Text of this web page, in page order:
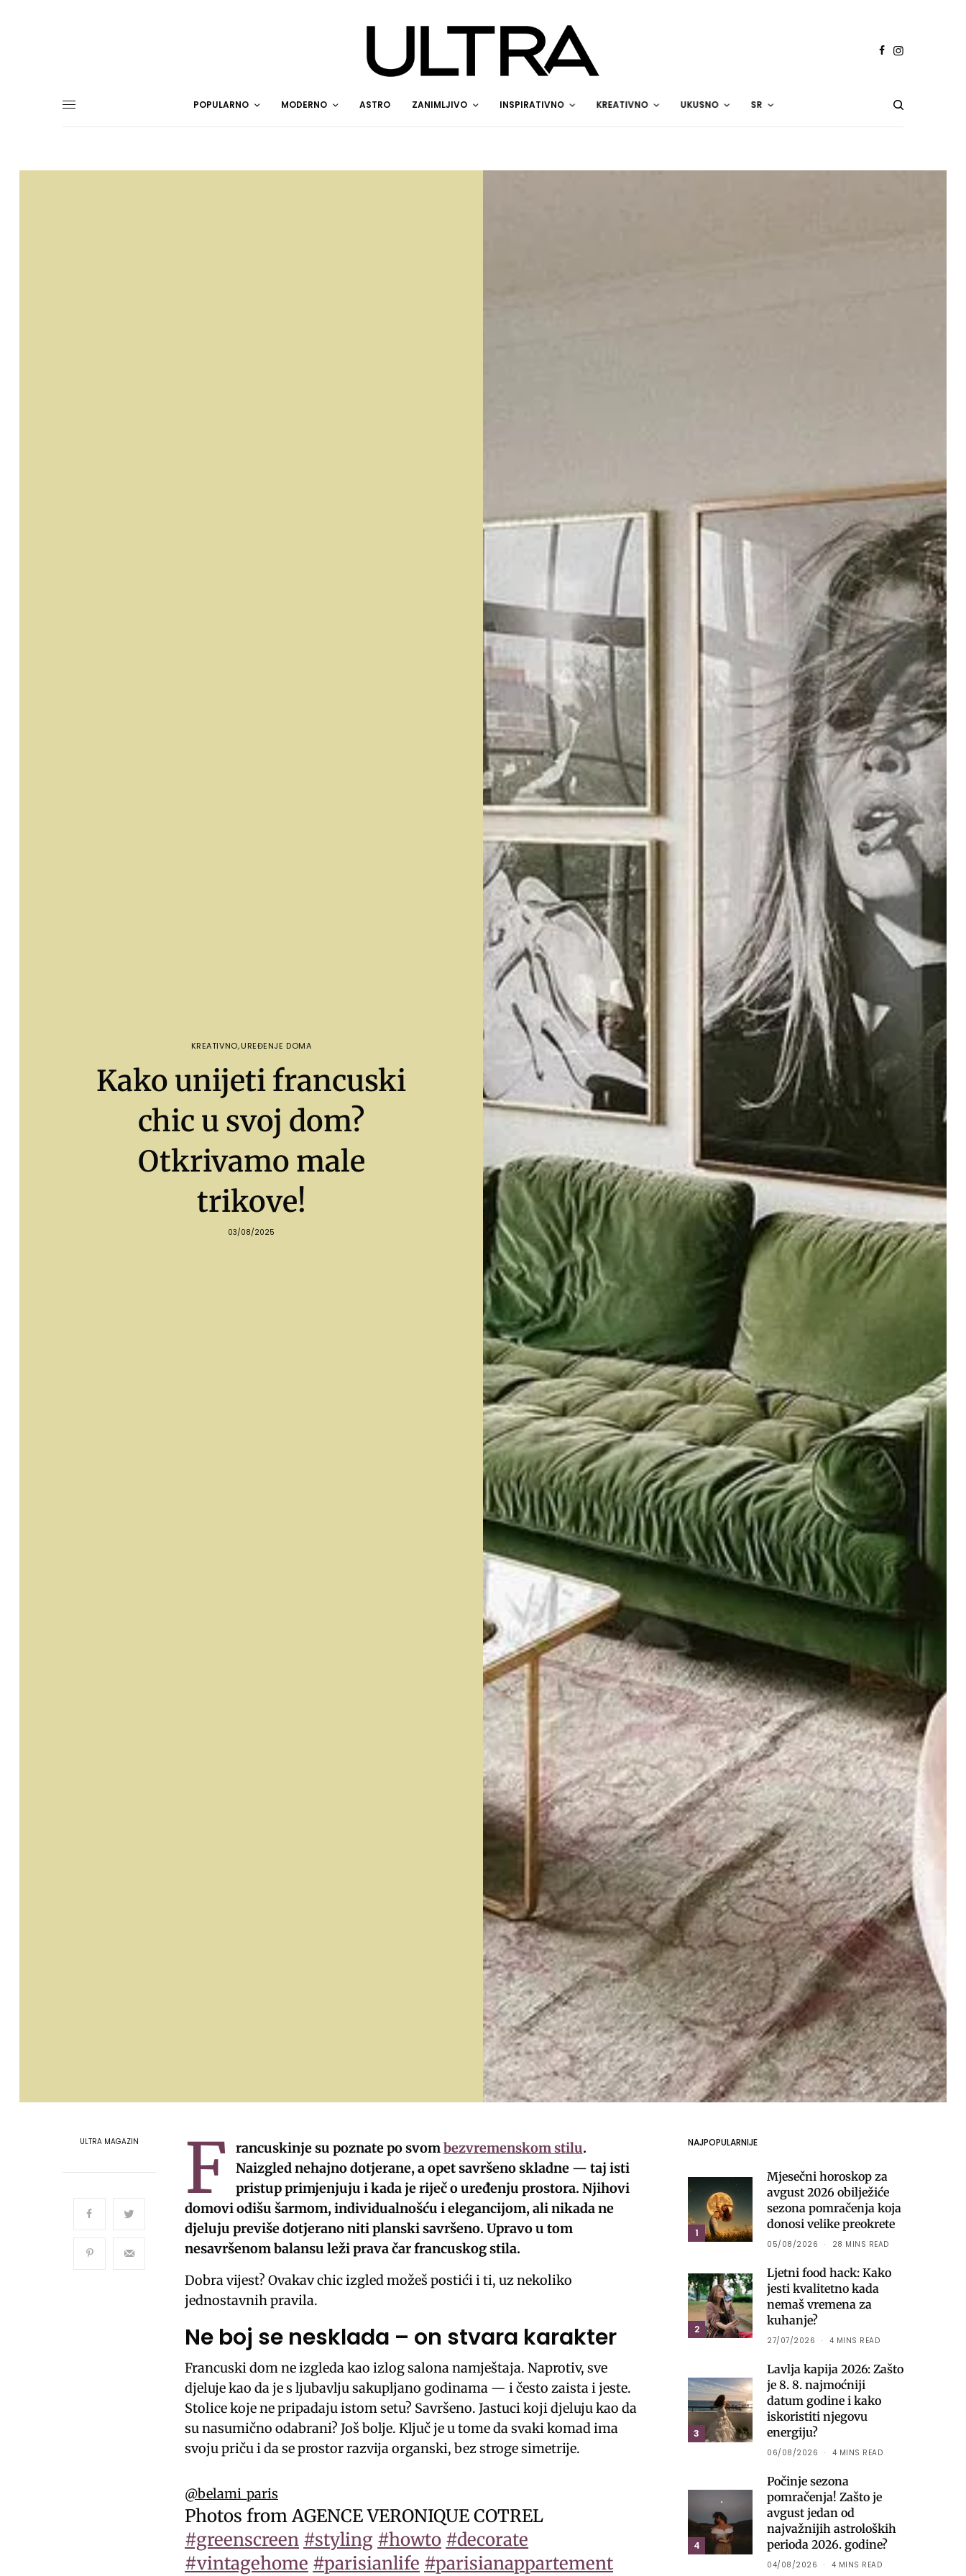
POPULARNO MODERNO ASTRO ZANIMLJIVO INSPIRATIVNO KREATIVNO UKUSNO SR
KREATIVNO,UREĐENJE DOMA
Kako unijeti francuski
chic u svoj dom?
Otkrivamo male
trikove!
03/08/2025
ULTRA MAGAZIN F rancuskinje su poznate po svombezvremenskom stilu.
Naizgled nehajno dotjerane, a opet savršeno skladne — taj isti
pristup primjenjuju i kada je riječ o uređenju prostora. Njihovi
domovi odišu šarmom, individualnošću i elegancijom, ali nikada ne
djeluju previše dotjerano niti planski savršeno. Upravo u tom
nesavršenom balansu leži prava čar francuskog stila.
Dobra vijest? Ovakav chic izgled možeš postići i ti, uz nekoliko
jednostavnih pravila.
Ne boj se nesklada – on stvara karakter
Francuski dom ne izgleda kao izlog salona namještaja. Naprotiv, sve
djeluje kao da je s ljubavlju sakupljano godinama — i često zaista i jeste.
Stolice koje ne pripadaju istom setu? Savršeno. Jastuci koji djeluju kao da
su nasumično odabrani? Još bolje. Ključ je u tome da svaki komad ima
svoju priču i da se prostor razvija organski, bez stroge simetrije.
@belami_paris
Photos from AGENCE VERONIQUE COTREL
#greenscreen #styling #howto #decorate
#vintagehome #parisianlife #parisianappartement
NAJPOPULARNIJE
1
Mjesečni horoskop za
avgust 2026 obilježiće
sezona pomračenja koja
donosi velike preokrete
05/08/2026 28 MINS READ
2
Ljetni food hack: Kako
jesti kvalitetno kada
nemaš vremena za
kuhanje?
27/07/2026 4 MINS READ
3
Lavlja kapija 2026: Zašto
je 8. 8. najmoćniji
datum godine i kako
iskoristiti njegovu
energiju?
06/08/2026 4 MINS READ
4
Počinje sezona
pomračenja! Zašto je
avgust jedan od
najvažnijih astroloških
perioda 2026. godine?
04/08/2026 4 MINS READ